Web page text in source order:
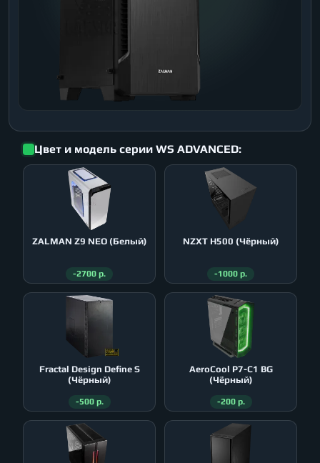
Цвет и модель серии WS ADVANCED:
ZALMAN Z9 NEO (Белый)
-2700 р.
NZXT H500 (Чёрный)
-1000 р.
Fractal Design Define S
(Чёрный)
-500 р.
AeroСool P7-C1 BG
(Чёрный)
-200 р.